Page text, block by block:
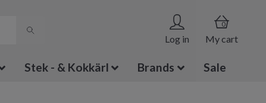
Log in
0
My cart
Stek - & Kokkärl Brands Sale